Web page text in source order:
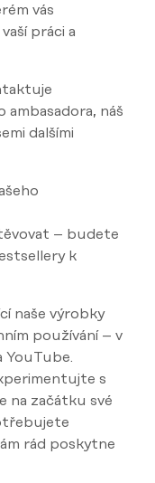
vás
práci a
ambasadora, náš
dalšími
– budete
k
naše výrobky
používání – v
YouTube.
s
na začátku své
rád poskytne